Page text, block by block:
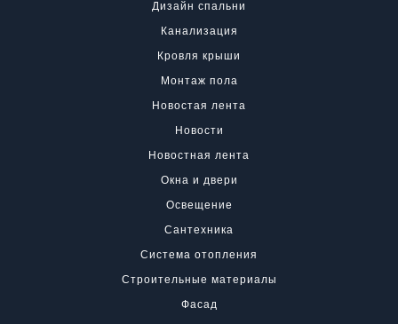
Дизайн спальни
Канализация
Кровля крыши
Монтаж пола
Новостая лента
Новости
Новостная лента
Окна и двери
Освещение
Сантехника
Система отопления
Строительные материалы
Фасад